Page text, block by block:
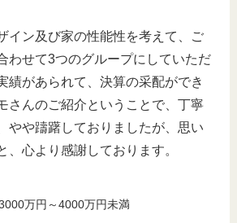
イン及び家の性能性を考えて、ご
わせて3つのグループにしていただ
績があられて、決算の采配ができ
さんのご紹介ということで、丁寧
やや躊躇しておりましたが、思い
心より感謝しております。
万円～4000万円未満